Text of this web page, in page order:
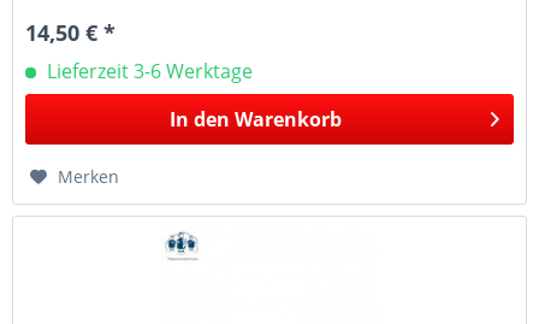
14,50 € *
Lieferzeit 3-6 Werktage
In den Warenkorb
Merken